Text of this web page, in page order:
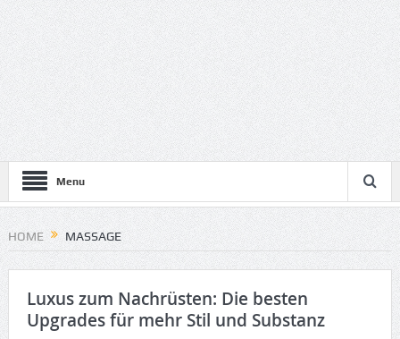
Menu
HOME MASSAGE
Luxus zum Nachrüsten: Die besten
Upgrades für mehr Stil und Substanz